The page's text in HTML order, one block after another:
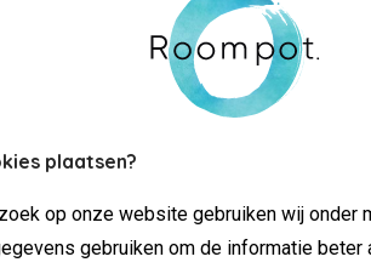
plaatsen?
op onze website gebruiken wij onder
gebruiken om de informatie beter